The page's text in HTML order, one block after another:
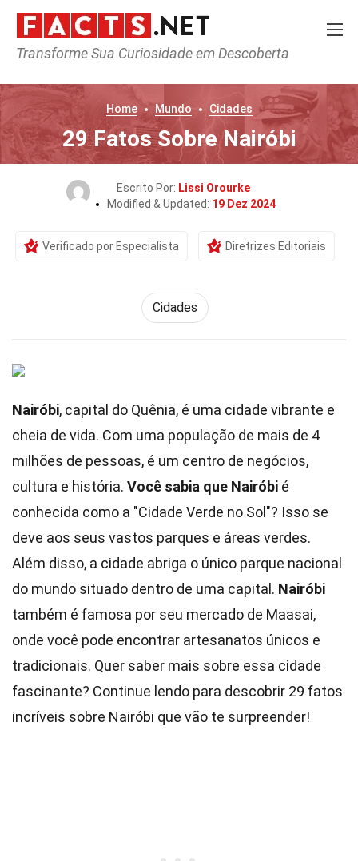
Transforme Sua Curiosidade em Descoberta
Home Mundo Cidades
29 Fatos Sobre Nairóbi
Escrito Por: Lissi Orourke
Modified & Updated: 19 Dez 2024
Verificado por Especialista Diretrizes Editoriais
Cidades
Nairóbi, capital do Quênia, é uma cidade vibrante e
cheia de vida. Com uma população de mais de 4
milhões de pessoas, é um centro de negócios,
cultura e história. Você sabia que Nairóbi é
conhecida como a "Cidade Verde no Sol"? Isso se
deve aos seus vastos parques e áreas verdes.
Além disso, a cidade abriga o único parque nacional
do mundo situado dentro de uma capital. Nairóbi
também é famosa por seu mercado de Maasai,
onde você pode encontrar artesanatos únicos e
tradicionais. Quer saber mais sobre essa cidade
fascinante? Continue lendo para descobrir 29 fatos
incríveis sobre Nairóbi que vão te surpreender!